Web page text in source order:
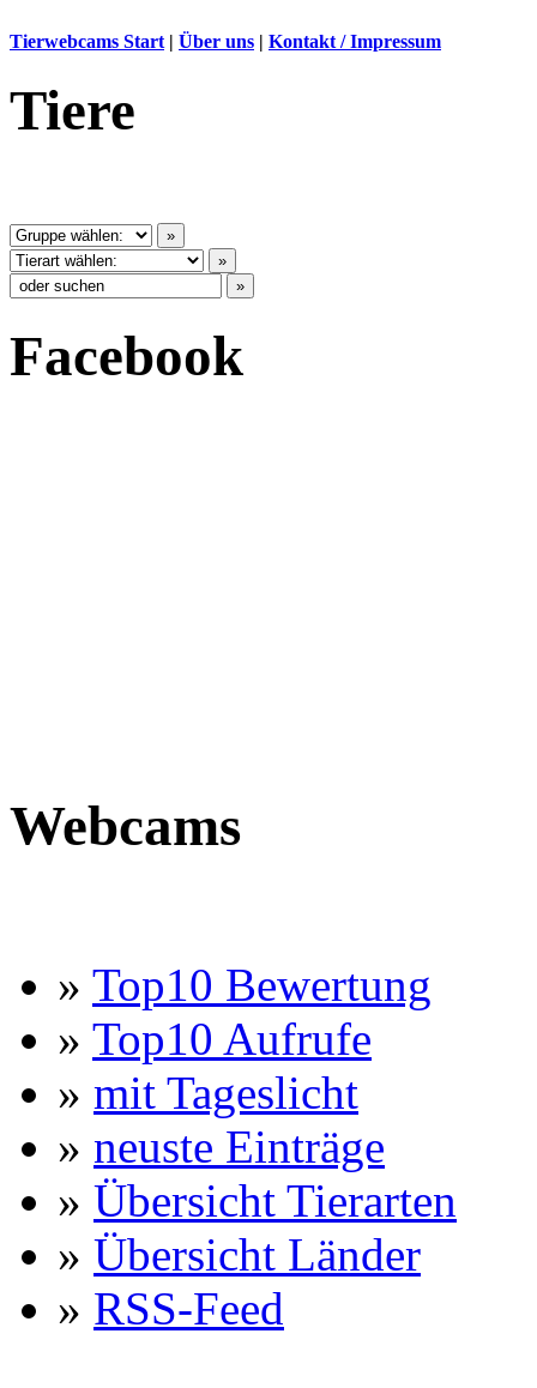
Tierwebcams Start | Über uns | Kontakt / Impressum
Tiere
Facebook
Webcams
» Top10 Bewertung
» Top10 Aufrufe
» mit Tageslicht
» neuste Einträge
» Übersicht Tierarten
» Übersicht Länder
» RSS-Feed